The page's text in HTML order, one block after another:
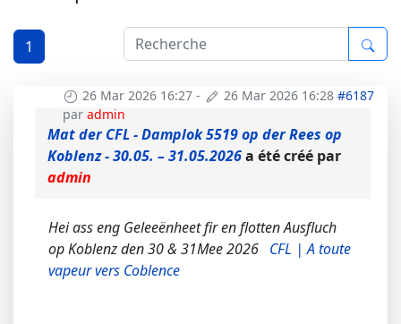
1
26 Mar 2026 16:27 - 26 Mar 2026 16:28 #6187
par admin
Mat der CFL - Damplok 5519 op der Rees op
Koblenz - 30.05. – 31.05.2026a été créé par
admin
Hei ass eng Geleeënheet fir en flotten Ausfluch
op Koblenz den 30 & 31Mee 2026 CFL | A toute
vapeur vers Coblence